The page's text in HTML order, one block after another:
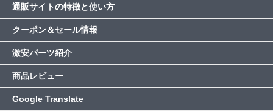
通販サイトの特徴と使い方
クーポン＆セール情報
激安パーツ紹介
商品レビュー
Google Translate